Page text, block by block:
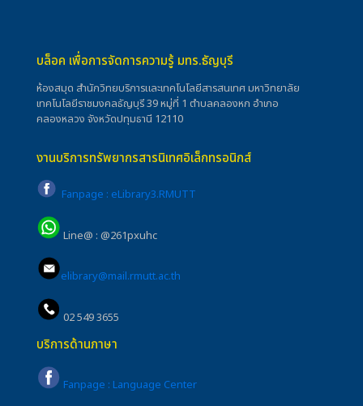
บล็อค เพื่อการจัดการความรู้ มทร.ธัญบุรี
ห้องสมุด สำนักวิทยบริการและเทคโนโลยีสารสนเทศ มหาวิทยาลัย
เทคโนโลยีราชมงคลธัญบุรี 39 หมู่ที่ 1 ตำบลคลองหก อำเภอ
คลองหลวง จังหวัดปทุมธานี 12110
งานบริการทรัพยากรสารนิเทศอิเล็กทรอนิกส์
Fanpage : eLibrary3.RMUTT
Line@ : @261pxuhc
elibrary@mail.rmutt.ac.th
02 549 3655
บริการด้านภาษา
Fanpage : Language Center